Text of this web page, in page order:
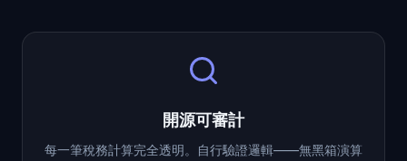
開源可審計
每一筆稅務計算完全透明。自行驗證邏輯——無黑箱演算